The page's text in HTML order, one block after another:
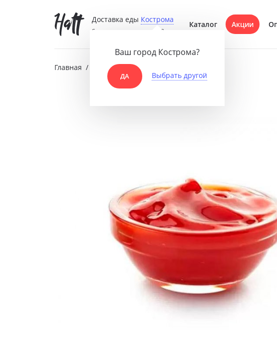
Доставка еды Кострома
Среднее время доставки ~30 мин.
Каталог
Пицца
Закуски
Салаты
Радости
Акции
Главная / Каталог / Соусы
Ваш город Кострома?
ДА Выбрать другой